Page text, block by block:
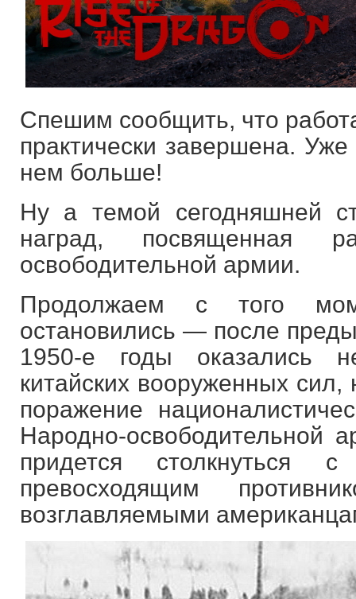
Спешим сообщить, что
практически завершена.
нем больше!
Ну а темой сегодняшней
наград, посвященная
освободительной армии.
Продолжаем с того
остановились — после
1950-е годы оказались
китайских вооруженных
поражение
Народно-освободительной
придется столкнуться с
превосходящим
возглавляемыми